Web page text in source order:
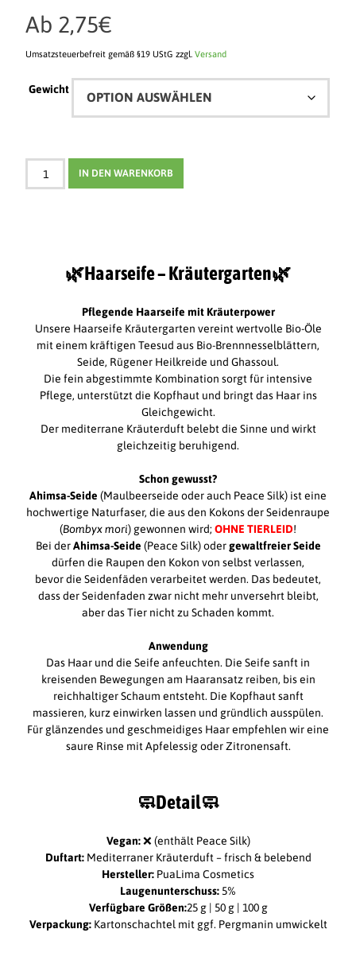
Ab 2,75€
Umsatzsteuerbefreit gemäß §19 UStG zzgl.Versand
Gewicht
IN DEN WARENKORB
🌿Haarseife – Kräutergarten🌿
Pflegende Haarseife mit Kräuterpower
Unsere Haarseife Kräutergarten vereint wertvolle Bio-Öle
mit einem kräftigen Teesud aus Bio-Brennnesselblättern,
Seide, Rügener Heilkreide und Ghassoul.
Die fein abgestimmte Kombination sorgt für intensive
Pflege, unterstützt die Kopfhaut und bringt das Haar ins
Gleichgewicht.
Der mediterrane Kräuterduft belebt die Sinne und wirkt
gleichzeitig beruhigend.
Schon gewusst?
Ahimsa-Seide (Maulbeerseide oder auch Peace Silk) ist eine
hochwertige Naturfaser, die aus den Kokons der Seidenraupe
(Bombyx mori) gewonnen wird; OHNE TIERLEID!
Bei derAhimsa-Seide (Peace Silk) odergewaltfreier Seide
dürfen die Raupen den Kokon von selbst verlassen,
bevor die Seidenfäden verarbeitet werden. Das bedeutet,
dass der Seidenfaden zwar nicht mehr unversehrt bleibt,
aber das Tier nicht zu Schaden kommt.
Anwendung
Das Haar und die Seife anfeuchten. Die Seife sanft in
kreisenden Bewegungen am Haaransatz reiben, bis ein
reichhaltiger Schaum entsteht. Die Kopfhaut sanft
massieren, kurz einwirken lassen und gründlich ausspülen.
Für glänzendes und geschmeidiges Haar empfehlen wir eine
saure Rinse mit Apfelessig oder Zitronensaft.
🧼Detail🧼
Vegan:❌ (enthält Peace Silk)
Duftart:Mediterraner Kräuterduft – frisch & belebend
Hersteller: PuaLima Cosmetics
Laugenunterschuss: 5%
Verfügbare Größen:25 g | 50 g | 100 g
Verpackung: Kartonschachtel mit ggf. Pergmanin umwickelt